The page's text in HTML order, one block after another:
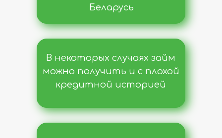
Беларусь
В некоторых случаях займ
можно получить и с плохой
кредитной историей